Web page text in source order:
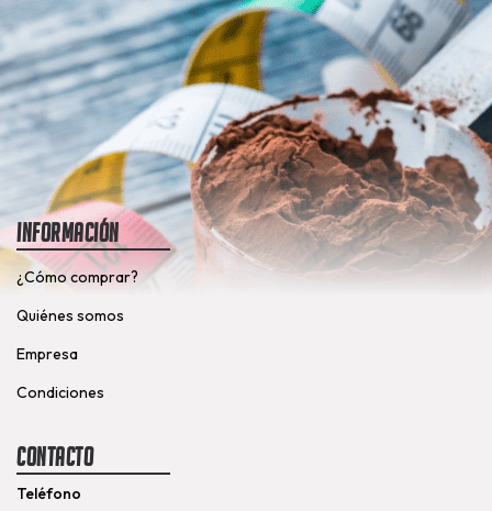
Información
¿Cómo comprar?
Quiénes somos
Empresa
Condiciones
Contacto
Teléfono